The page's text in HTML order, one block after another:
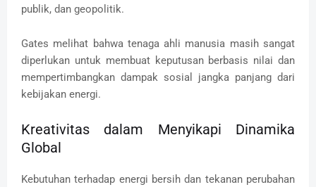
publik, dan geopolitik.
Gates melihat bahwa tenaga ahli manusia masih sangat
diperlukan untuk membuat keputusan berbasis nilai dan
mempertimbangkan dampak sosial jangka panjang dari
kebijakan energi.
Kreativitas dalam Menyikapi Dinamika
Global
Kebutuhan terhadap energi bersih dan tekanan perubahan